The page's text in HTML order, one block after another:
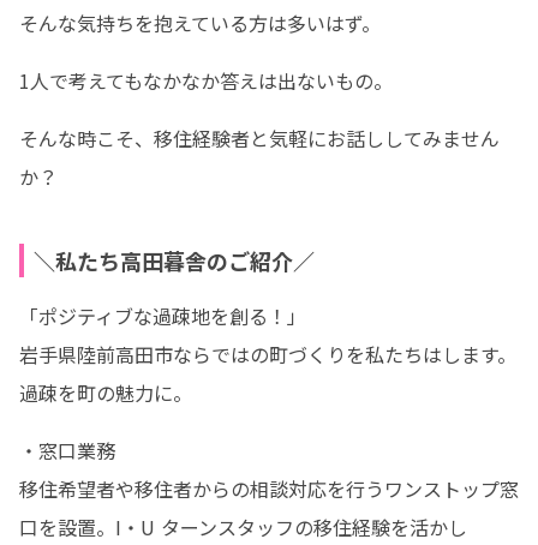
そんな気持ちを抱えている方は多いはず。
1人で考えてもなかなか答えは出ないもの。
そんな時こそ、移住経験者と気軽にお話ししてみません
か？
＼私たち高田暮舎のご紹介／
「ポジティブな過疎地を創る！」
岩手県陸前高田市ならではの町づくりを私たちはします。
過疎を町の魅力に。
・窓口業務
移住希望者や移住者からの相談対応を行うワンストップ窓
口を設置。I・U ターンスタッフの移住経験を活かし